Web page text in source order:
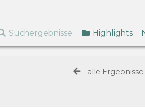
Suchergebnisse Highlights
alle